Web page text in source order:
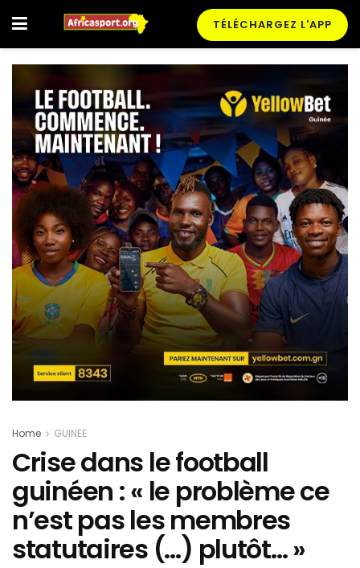
TÉLÉCHARGEZ L'APP
Home GUINEE
Crise dans le football
guinéen : « le problème ce
n’est pas les membres
statutaires (…) plutôt… »